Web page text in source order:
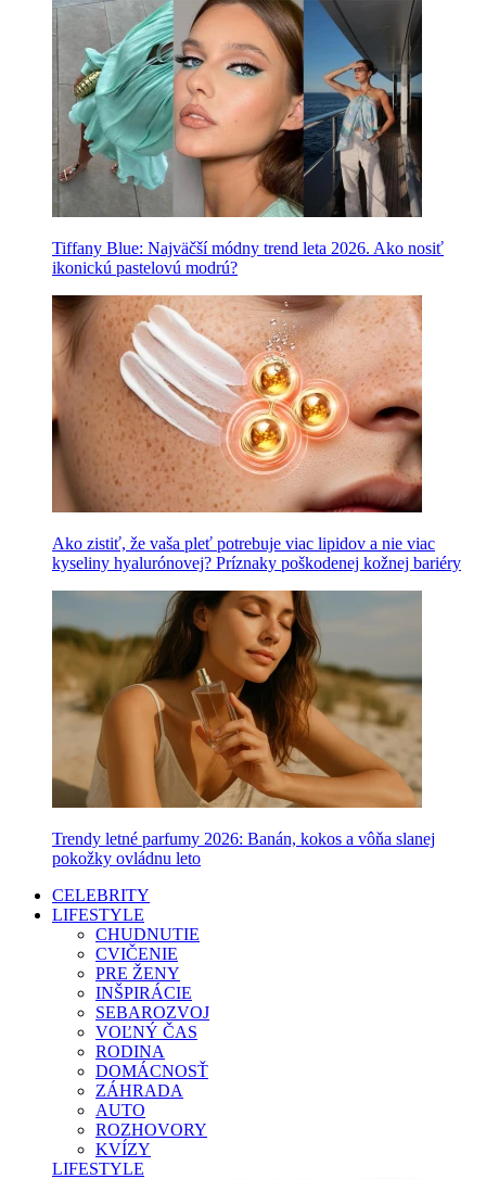
Tiffany Blue: Najväčší módny trend leta 2026. Ako nosiť
ikonickú pastelovú modrú?
Ako zistiť, že vaša pleť potrebuje viac lipidov a nie viac
kyseliny hyalurónovej? Príznaky poškodenej kožnej bariéry
Trendy letné parfumy 2026: Banán, kokos a vôňa slanej
pokožky ovládnu leto
CELEBRITY
LIFESTYLE
CHUDNUTIE
CVIČENIE
PRE ŽENY
INŠPIRÁCIE
SEBAROZVOJ
VOĽNÝ ČAS
RODINA
DOMÁCNOSŤ
ZÁHRADA
AUTO
ROZHOVORY
KVÍZY
LIFESTYLE